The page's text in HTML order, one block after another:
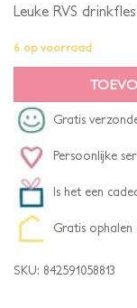
Leuke RVS
6 op voorraad
Gratis
Persoonlijke
Is het een
Gratis
SKU: 842591058813